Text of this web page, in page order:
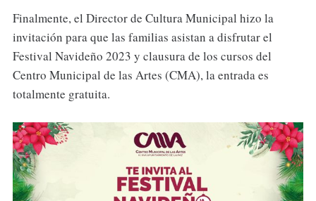
Finalmente, el Director de Cultura Municipal hizo la
invitación para que las familias asistan a disfrutar el
Festival Navideño 2023 y clausura de los cursos del
Centro Municipal de las Artes (CMA), la entrada es
totalmente gratuita.